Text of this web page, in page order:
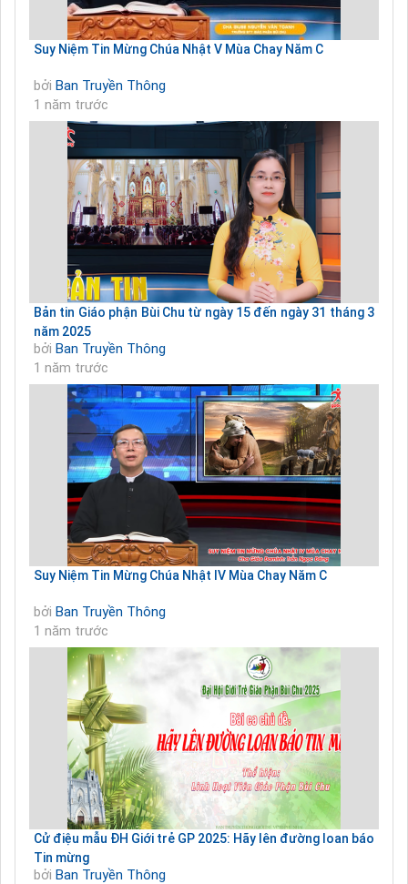
Suy Niệm Tin Mừng Chúa Nhật V Mùa Chay Năm C
bởi Ban Truyền Thông
1 năm trước
Bản tin Giáo phận Bùi Chu từ ngày 15 đến ngày 31 tháng 3
năm 2025
bởi Ban Truyền Thông
1 năm trước
Suy Niệm Tin Mừng Chúa Nhật IV Mùa Chay Năm C
bởi Ban Truyền Thông
1 năm trước
Cử điệu mẫu ĐH Giới trẻ GP 2025: Hãy lên đường loan báo
Tin mừng
bởi Ban Truyền Thông